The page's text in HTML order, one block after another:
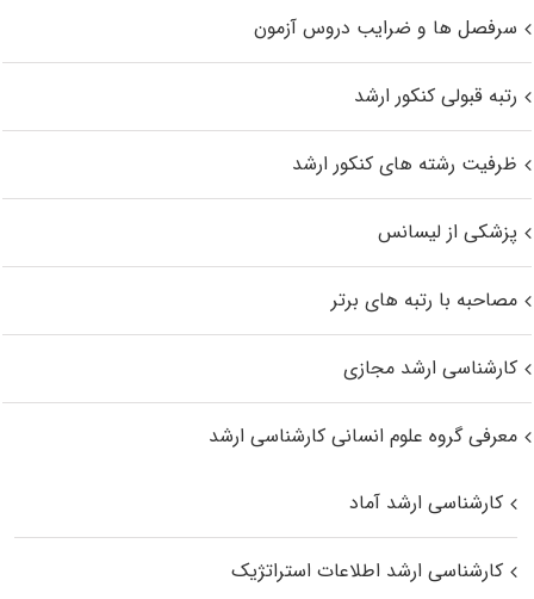
سرفصل ها و ضرایب دروس آزمون
رتبه قبولی کنکور ارشد
ظرفیت رشته های کنکور ارشد
پزشکی از لیسانس
مصاحبه با رتبه های برتر
کارشناسی ارشد مجازی
معرفی گروه علوم انسانی کارشناسی ارشد
کارشناسی ارشد آماد
کارشناسی ارشد اطلاعات استراتژیک